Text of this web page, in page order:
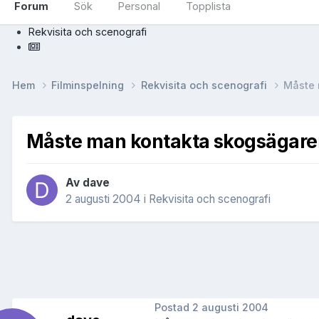
Forum Sök Personal Topplista
Rekvisita och scenografi
Hem Filminspelning Rekvisita och scenografi Måste
Måste man kontakta
Av dave
2 augusti 2004 i Rekvisita och scenografi
Postad 2 augusti 2004